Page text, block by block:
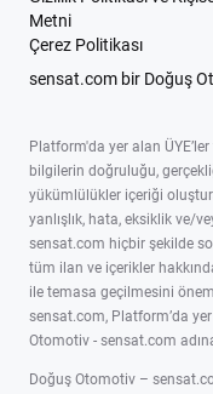
Metni
Çerez Politikası
sensat.com bir Doğuş
Platform'da yer alan
bilgilerin doğruluğu,
yükümlülükler içeriği
yanlışlık, hata, eksiklik ve/
sensat.com hiçbir şekilde
tüm ilan ve içerikler
ile temasa geçilmesini
sensat.com, Platform’da
Otomotiv - sensat.com
Doğuş Otomotiv –